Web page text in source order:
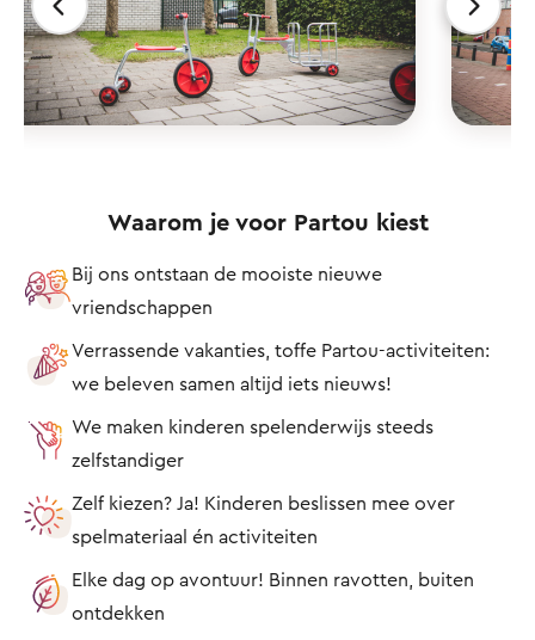
Waarom je voor Partou kiest
Bij ons ontstaan de mooiste nieuwe
vriendschappen
Verrassende vakanties, toffe Partou-activiteiten:
we beleven samen altijd iets nieuws!
We maken kinderen spelenderwijs steeds
zelfstandiger
Zelf kiezen? Ja! Kinderen beslissen mee over
spelmateriaal én activiteiten
Elke dag op avontuur! Binnen ravotten, buiten
ontdekken